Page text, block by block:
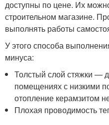
доступны по цене. Их
строительном магазине.
выполнять работы
У этого способа
минуса:
Толстый слой стяжки —
помещениях с низкими
отопление керамзитом
Плохая проводимость